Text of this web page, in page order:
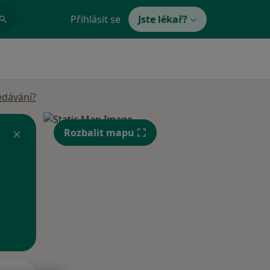
Přihlásit se Jste lékař?
Rozbalit mapu